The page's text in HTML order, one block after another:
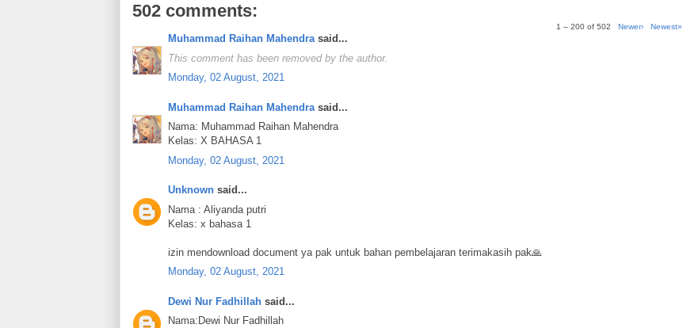
502 comments:
1 – 200 of 502 Newer› Newest»
Muhammad Raihan Mahendrasaid...
This comment has been removed by the author.
Monday, 02 August, 2021
Muhammad Raihan Mahendra said...
Nama: Muhammad Raihan Mahendra
Kelas: X BAHASA 1
Monday, 02 August, 2021
Unknown said...
Nama : Aliyanda putri
Kelas: x bahasa 1
izin mendownload document ya pak untuk bahan pembelajaran terimakasih pak🙏
Monday, 02 August, 2021
Dewi Nur Fadhillah said...
Nama:Dewi Nur Fadhillah